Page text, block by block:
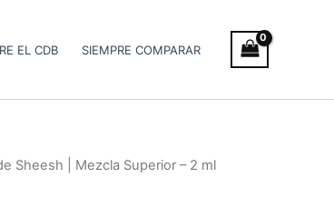
EL CDB SIEMPRE COMPARAR
Sheesh | Mezcla Superior – 2 ml